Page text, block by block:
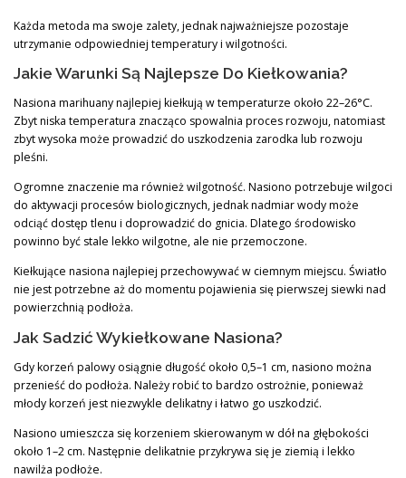
Każda metoda ma swoje zalety, jednak najważniejsze pozostaje
utrzymanie odpowiedniej temperatury i wilgotności.
Jakie Warunki Są Najlepsze Do Kiełkowania?
Nasiona marihuany najlepiej kiełkują w temperaturze około 22–26°C.
Zbyt niska temperatura znacząco spowalnia proces rozwoju, natomiast
zbyt wysoka może prowadzić do uszkodzenia zarodka lub rozwoju
pleśni.
Ogromne znaczenie ma również wilgotność. Nasiono potrzebuje wilgoci
do aktywacji procesów biologicznych, jednak nadmiar wody może
odciąć dostęp tlenu i doprowadzić do gnicia. Dlatego środowisko
powinno być stale lekko wilgotne, ale nie przemoczone.
Kiełkujące nasiona najlepiej przechowywać w ciemnym miejscu. Światło
nie jest potrzebne aż do momentu pojawienia się pierwszej siewki nad
powierzchnią podłoża.
Jak Sadzić Wykiełkowane Nasiona?
Gdy korzeń palowy osiągnie długość około 0,5–1 cm, nasiono można
przenieść do podłoża. Należy robić to bardzo ostrożnie, ponieważ
młody korzeń jest niezwykle delikatny i łatwo go uszkodzić.
Nasiono umieszcza się korzeniem skierowanym w dół na głębokości
około 1–2 cm. Następnie delikatnie przykrywa się je ziemią i lekko
nawilża podłoże.